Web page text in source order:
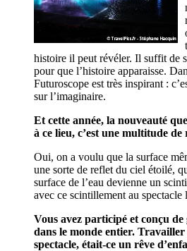
histoire il peut révéler. Il suffit de
pour que l’histoire apparaisse.
Futuroscope est très inspirant :
sur l’imaginaire.
Et cette année, la nouveauté
à ce lieu, c’est une multitude
Oui, on a voulu que la surface
une sorte de reflet du ciel étoilé,
surface de l’eau devienne un
avec ce scintillement au spectacle
Vous avez participé et conçu de
dans le monde entier. Travailler
spectacle, était-ce un rêve